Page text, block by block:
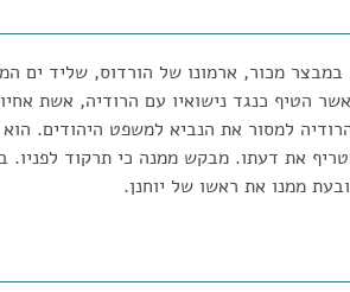
מכור, ארמונו של הורדוס, שליד ים
הטיף כנגד נישואיו עם הרודיה, אשת
למסור את הנביא למשפט היהודים.
את דעתו. מבקש ממנה כי תרקוד לפניו.
ממנו את ראשו של יוחנן.